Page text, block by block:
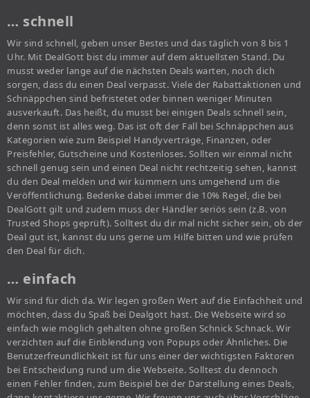
… schnell
Wir sind schnell, geben unser Bestes und das täglich von 8 bis 1
Uhr. Mit DealGott bist du immer auf dem aktuellsten Stand. Du
musst weder lange auf die nächsten Deals warten, noch dich
sorgen, dass du einen Deal verpasst. Viele der Rabattaktionen und
Schnäppchen sind befristetet oder binnen weniger Minuten
ausverkauft. Das heißt, du musst bei einigen Deals schnell sein,
denn sonst ist alles weg. Das ist oft der Fall bei Schnäppchen aus
Kategorien wie zum Beispiel Handyverträge, Finanzen, oder
Preisfehler, Gutscheine und Kostenloses. Sollten wir einmal nicht
schnell genug sein und einen Deal nicht rechtzeitig sehen, kannst
du den Deal melden und wir kümmern uns umgehend um die
Veröffentlichung. Bedenke dabei immer die 10% Regel, die bei
DealGott gilt und zudem muss der Händler seriös sein (z.B. von
Trusted Shops geprüft). Solltest du dir mal nicht sicher sein, ob der
Deal gut ist, kannst du uns gerne um Hilfe bitten und wie prüfen
den Deal für dich.
… einfach
Wir sind für dich da. Wir legen großen Wert auf die Einfachheit und
möchten, dass du Spaß bei Dealgott hast. Die Webseite wird so
einfach wie möglich gehalten ohne großen Schnick Schnack. Wir
verzichten auf die Einblendung von Popups oder Ähnliches. Die
Benutzerfreundlichkeit ist für uns einer der wichtigsten Faktoren
bei Entscheidung rund um die Webseite. Solltest du dennoch
einen Fehler finden, zum Beispiel bei der Darstellung eines Deals,